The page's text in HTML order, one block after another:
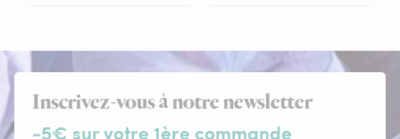
Inscrivez-vous à notre newsletter
-5€ sur votre 1ère commande